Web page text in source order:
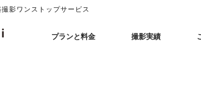
影ワンストップサービス
プランと料金 撮影実績